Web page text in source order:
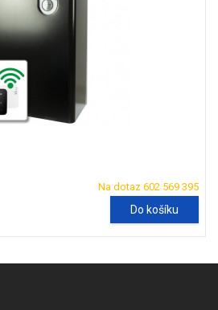
Na dotaz 602 569 395
Do košíku